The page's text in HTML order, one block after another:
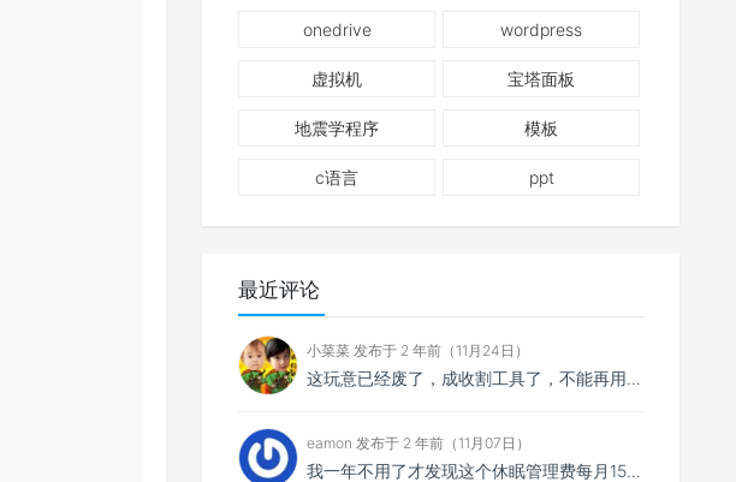
onedrive wordpress
虚拟机 宝塔面板
地震学程序 模板
c语言 ppt
最近评论
小菜菜 发布于 2 年前（11月24日）
这玩意已经废了，成收割工具了，不能再用了。
eamon 发布于 2 年前（11月07日）
我一年不用了才发现这个休眠管理费每月15，一共扣了我135元，然后我消费还消费不了，我宁愿消费掉也不...